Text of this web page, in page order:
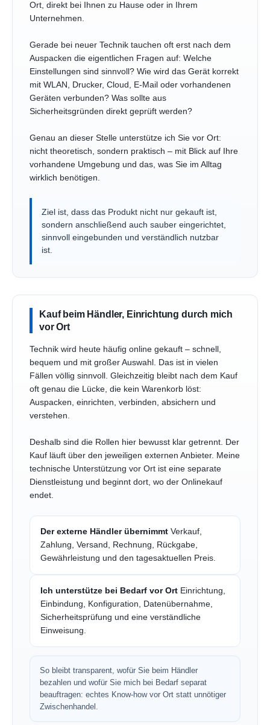
Ort, direkt bei Ihnen zu Hause oder in Ihrem
Unternehmen.
Gerade bei neuer Technik tauchen oft erst nach dem
Auspacken die eigentlichen Fragen auf: Welche
Einstellungen sind sinnvoll? Wie wird das Gerät korrekt
mit WLAN, Drucker, Cloud, E-Mail oder vorhandenen
Geräten verbunden? Was sollte aus
Sicherheitsgründen direkt geprüft werden?
Genau an dieser Stelle unterstütze ich Sie vor Ort:
nicht theoretisch, sondern praktisch – mit Blick auf Ihre
vorhandene Umgebung und das, was Sie im Alltag
wirklich benötigen.
Ziel ist, dass das Produkt nicht nur gekauft ist,
sondern anschließend auch sauber eingerichtet,
sinnvoll eingebunden und verständlich nutzbar
ist.
Kauf beim Händler, Einrichtung durch mich
vor Ort
Technik wird heute häufig online gekauft – schnell,
bequem und mit großer Auswahl. Das ist in vielen
Fällen völlig sinnvoll. Gleichzeitig bleibt nach dem Kauf
oft genau die Lücke, die kein Warenkorb löst:
Auspacken, einrichten, verbinden, absichern und
verstehen.
Deshalb sind die Rollen hier bewusst klar getrennt. Der
Kauf läuft über den jeweiligen externen Anbieter. Meine
technische Unterstützung vor Ort ist eine separate
Dienstleistung und beginnt dort, wo der Onlinekauf
endet.
Der externe Händler übernimmt Verkauf,
Zahlung, Versand, Rechnung, Rückgabe,
Gewährleistung und den tagesaktuellen Preis.
Ich unterstütze bei Bedarf vor Ort Einrichtung,
Einbindung, Konfiguration, Datenübernahme,
Sicherheitsprüfung und eine verständliche
Einweisung.
So bleibt transparent, wofür Sie beim Händler
bezahlen und wofür Sie mich bei Bedarf separat
beauftragen: echtes Know-how vor Ort statt unnötiger
Zwischenhandel.